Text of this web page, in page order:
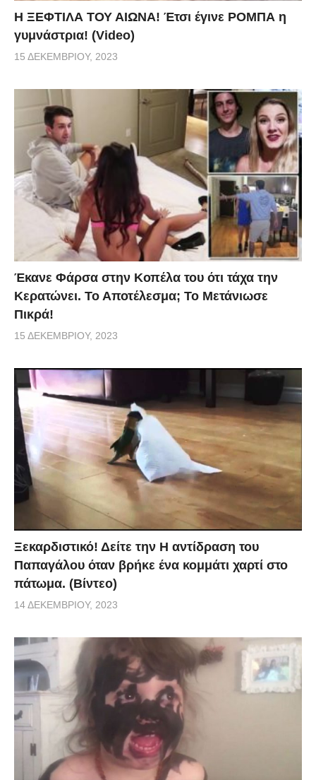
Η ΞΕΦΤΙΛΑ ΤΟΥ ΑΙΩΝΑ! Έτσι έγινε ΡΟΜΠΑ η
γυμνάστρια! (Video)
15 ΔΕΚΕΜΒΡΊΟΥ, 2023
Έκανε Φάρσα στην Κοπέλα του ότι τάχα την
Κερατώνει. Το Αποτέλεσμα; Το Μετάνιωσε
Πικρά!
15 ΔΕΚΕΜΒΡΊΟΥ, 2023
Ξεκαρδιστικό! Δείτε την Η αντίδραση του
Παπαγάλου όταν βρήκε ένα κομμάτι χαρτί στο
πάτωμα. (Βίντεο)
14 ΔΕΚΕΜΒΡΊΟΥ, 2023